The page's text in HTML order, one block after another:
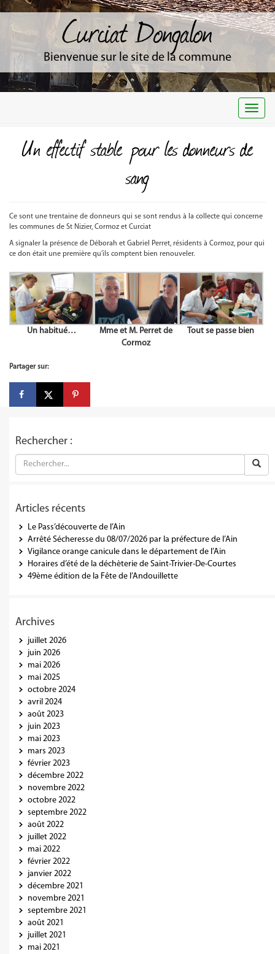
Curciat Dongalon
Bienvenue sur le site de la commune
Un effectif stable pour les donneurs de
sang
Ce sont une trentaine de donneurs qui se sont rendus à la collecte qui concerne
les communes de St Nizier, Cormoz et Curciat
A signaler la présence de Déborah et Gabriel Perret, résidents à Cormoz, pour qui
ce don était une première qu’ils comptent bien renouveler.
Un habitué…
Mme et M. Perret de
Cormoz
Tout se passe bien
Partager sur:
Rechercher :
Articles récents
Le Pass’découverte de l’Ain
Arrêté Sécheresse du 08/07/2026 par la préfecture de l’Ain
Vigilance orange canicule dans le département de l’Ain
Horaires d’été de la déchèterie de Saint-Trivier-De-Courtes
49ème édition de la Fête de l’Andouillette
Archives
juillet 2026
juin 2026
mai 2026
mai 2025
octobre 2024
avril 2024
août 2023
juin 2023
mai 2023
mars 2023
février 2023
décembre 2022
novembre 2022
octobre 2022
septembre 2022
août 2022
juillet 2022
mai 2022
février 2022
janvier 2022
décembre 2021
novembre 2021
septembre 2021
août 2021
juillet 2021
mai 2021